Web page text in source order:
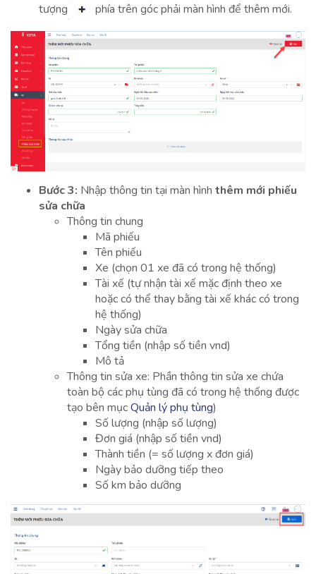
tượng
phía trên góc phải màn hình để thêm mới.
Bước 3: Nhập thông tin tại màn hình thêm mới phiếu
sửa chữa
Thông tin chung
Mã phiếu
Tên phiếu
Xe (chọn 01 xe đã có trong hệ thống)
Tài xế (tự nhận tài xế mặc định theo xe
hoặc có thể thay bằng tài xế khác có trong
hệ thống)
Ngày sửa chữa
Tổng tiền (nhập số tiền vnd)
Mô tả
Thông tin sửa xe: Phần thông tin sửa xe chứa
toàn bộ các phụ tùng đã có trong hệ thống được
tạo bên mụcQuản lý phụ tùng)
Số lượng (nhập số lượng)
Đơn giá (nhập số tiền vnd)
Thành tiền (= số lượng x đơn giá)
Ngày bảo dưỡng tiếp theo
Số km bảo dưỡng